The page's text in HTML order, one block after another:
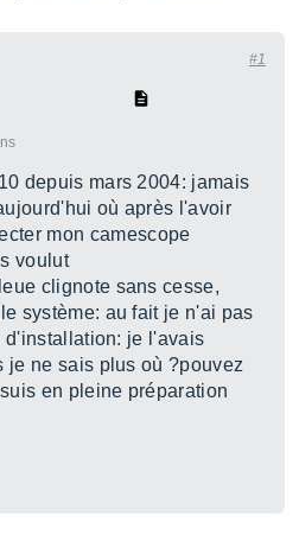
#1
depuis mars 2004: jamais
où après l'avoir
mon camescope
voulut
clignote sans cesse,
système: au fait je n'ai pas
je l'avais
je ne sais plus où ?pouvez
en pleine préparation